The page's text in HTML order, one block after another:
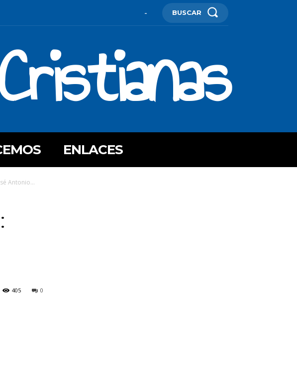
- BUSCAR
ENLACES
Antonio...
0
405